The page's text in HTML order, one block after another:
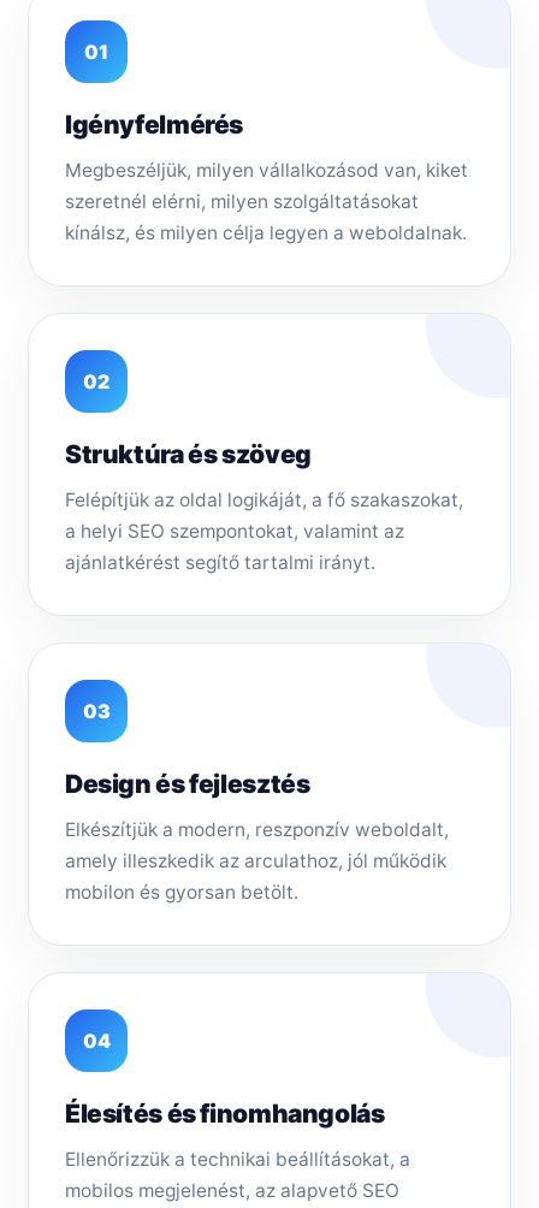
01
Igényfelmérés
Megbeszéljük, milyen vállalkozásod van, kiket
szeretnél elérni, milyen szolgáltatásokat
kínálsz, és milyen célja legyen a weboldalnak.
02
Struktúra és szöveg
Felépítjük az oldal logikáját, a fő szakaszokat,
a helyi SEO szempontokat, valamint az
ajánlatkérést segítő tartalmi irányt.
03
Design és fejlesztés
Elkészítjük a modern, reszponzív weboldalt,
amely illeszkedik az arculathoz, jól működik
mobilon és gyorsan betölt.
04
Élesítés és finomhangolás
Ellenőrizzük a technikai beállításokat, a
mobilos megjelenést, az alapvető SEO